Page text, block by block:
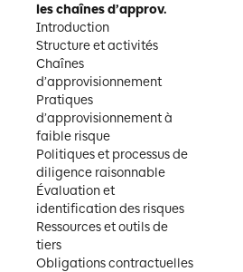
les chaînes d’approv.
Introduction
Structure et activités
Chaînes
d’approvisionnement
Pratiques
d’approvisionnement à
faible risque
Politiques et processus de
diligence raisonnable
Évaluation et
identification des risques
Ressources et outils de
tiers
Obligations contractuelles